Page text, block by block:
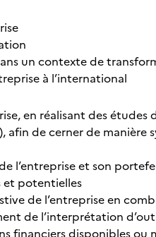
un contexte de
à l’international
en réalisant des études
afin de cerner de
l’entreprise et son
et potentielles
de l’entreprise en
de l’interprétation
financiers disponibles